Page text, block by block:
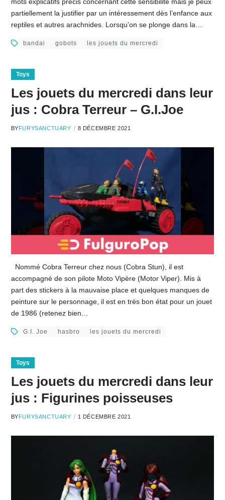
partiellement la justifier par un intéressement dès l’enfance aux
reptiles et autres arachnides. Lorsqu’on se plonge dans la…
bandai gobots les jouets du mercredi
Toys
Les jouets du mercredi dans leur
jus : Cobra Terreur – G.I.Joe
BYFURYSANCTUARY 8 DÉCEMBRE 2021
Nommé Cobra Terreur chez nous (Cobra Stun), il est
accompagné de son pilote Moto Vipère (Motor Viper). Mis à
part des stickers à la mauvaise place et quelques manques de
peinture sur le personnage, il est en très bon état pour un jouet
de 1986 (retenez bien…
G.I. Joe hasbro les jouets du mercredi
Toys
Les jouets du mercredi dans leur
jus : Figurines poisseuses
BYFURYSANCTUARY 1 DÉCEMBRE 2021